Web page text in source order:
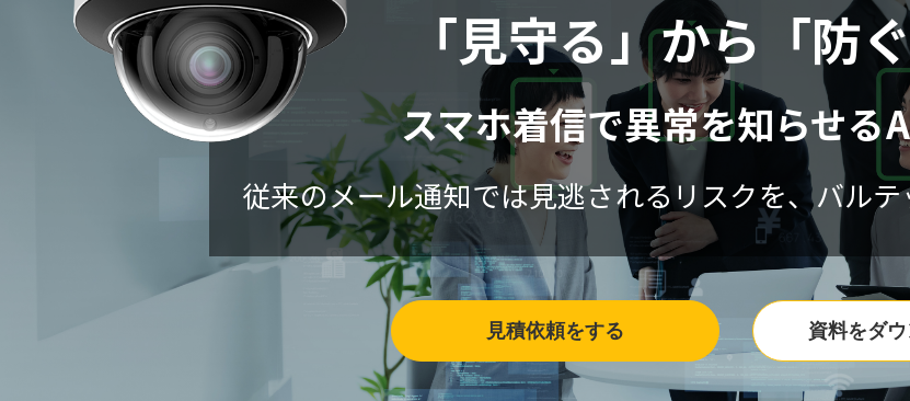
「見守る」から「防
スマホ着信で異常を知らせる
従来のメール通知では見逃されるリスクを、バルテ
見積依頼をする 資料をダ